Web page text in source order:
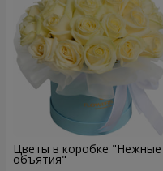
Цветы в коробке "Нежные
объятия"